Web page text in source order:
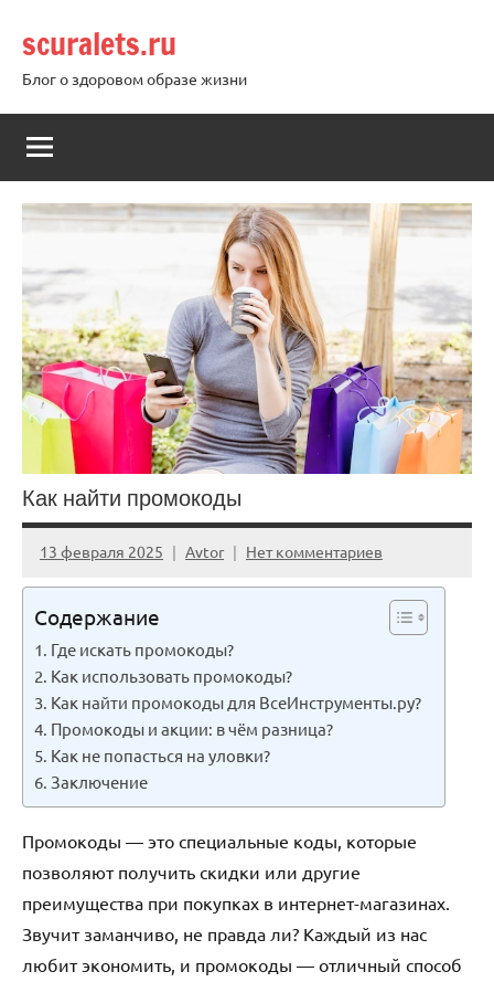
содержимому
scuralets.ru
Блог о здоровом образе жизни
Как найти промокоды
13 февраля 2025 Avtor Нет комментариев
Содержание
Где искать промокоды?
Как использовать промокоды?
Как найти промокоды для ВсеИнструменты.ру?
Промокоды и акции: в чём разница?
Как не попасться на уловки?
Заключение
Промокоды — это специальные коды, которые
позволяют получить скидки или другие
преимущества при покупках в интернет-магазинах.
Звучит заманчиво, не правда ли? Каждый из нас
любит экономить, и промокоды — отличный способ